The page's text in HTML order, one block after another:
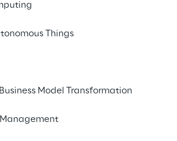
Things
Model Transformation